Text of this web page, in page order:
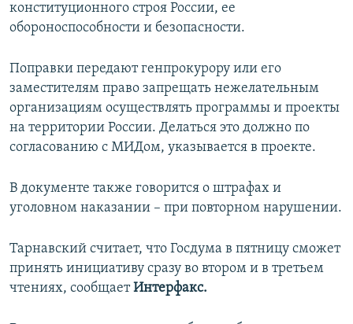
конституционного строя России, ее
обороноспособности и безопасности.
Поправки передают генпрокурору или его
заместителям право запрещать нежелательным
организациям осуществлять программы и проекты
на территории России. Делаться это должно по
согласованию с МИДом, указывается в проекте.
В документе также говорится о штрафах и
уголовном наказании – при повторном нарушении.
Тарнавский считает, что Госдума в пятницу сможет
принять инициативу сразу во втором и в третьем
чтениях, сообщаетИнтерфакс.